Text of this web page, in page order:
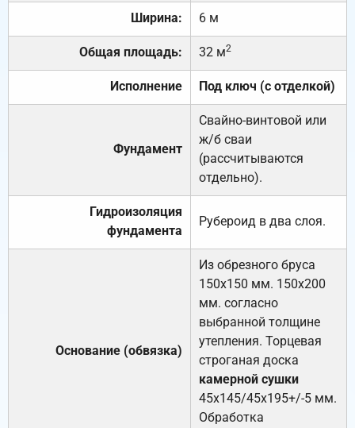
Ширина: 6 м
Общая площадь: 32 м2
Исполнение Под ключ (с отделкой)
Фундамент
Свайно-винтовой или
ж/б сваи
(рассчитываются
отдельно).
Гидроизоляция
фундамента
Рубероид в два слоя.
Основание (обвязка)
Из обрезного бруса
150х150 мм. 150х200
мм. согласно
выбранной толщине
утепления. Торцевая
строганая доска
камерной сушки
45х145/45х195+/-5 мм.
Обработка